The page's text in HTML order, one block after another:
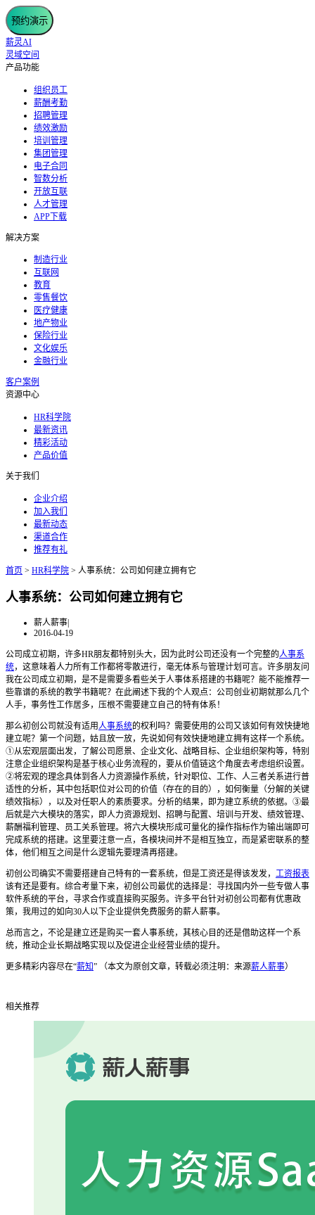
预约演示
薪灵AI
灵域空间
产品功能
组织员工
薪酬考勤
招聘管理
绩效激励
培训管理
集团管理
电子合同
智数分析
开放互联
人才管理
APP下载
解决方案
制造行业
互联网
教育
零售餐饮
医疗健康
地产物业
保险行业
文化娱乐
金融行业
客户案例
资源中心
HR科学院
最新资讯
精彩活动
产品价值
关于我们
企业介绍
加入我们
最新动态
渠道合作
推荐有礼
首页 > HR科学院 > 人事系统：公司如何建立拥有它
人事系统：公司如何建立拥有它
薪人薪事|
2016-04-19
公司成立初期，许多HR朋友都特别头大，因为此时公司还没有一个完整的人事系
统，这意味着人力所有工作都将零散进行，毫无体系与管理计划可言。许多朋友问
我在公司成立初期，是不是需要多看些关于人事体系搭建的书籍呢？能不能推荐一
些靠谱的系统的教学书籍呢？在此阐述下我的个人观点：公司创业初期就那么几个
人手，事务性工作居多，压根不需要建立自己的特有体系！
那么初创公司就没有适用人事系统的权利吗？需要使用的公司又该如何有效快捷地
建立呢？第一个问题，姑且放一放，先说如何有效快捷地建立拥有这样一个系统。
①从宏观层面出发，了解公司愿景、企业文化、战略目标、企业组织架构等，特别
注意企业组织架构是基于核心业务流程的，要从价值链这个角度去考虑组织设置。
②将宏观的理念具体到各人力资源操作系统，针对职位、工作、人三者关系进行普
适性的分析，其中包括职位对公司的价值（存在的目的），如何衡量（分解的关键
绩效指标），以及对任职人的素质要求。分析的结果，即为建立系统的依据。③最
后就是六大模块的落实，即人力资源规划、招聘与配置、培训与开发、绩效管理、
薪酬福利管理、员工关系管理。将六大模块形成可量化的操作指标作为输出端即可
完成系统的搭建。这里要注意一点，各模块间并不是相互独立，而是紧密联系的整
体，他们相互之间是什么逻辑先要理清再搭建。
初创公司确实不需要搭建自己特有的一套系统，但是工资还是得该发发， 工资报表
该有还是要有。综合考量下来，初创公司最优的选择是：寻找国内外一些专做人事
软件系统的平台，寻求合作或直接购买服务。许多平台针对初创公司都有优惠政
策，我用过的如向30人以下企业提供免费服务的薪人薪事。
总而言之，不论是建立还是购买一套人事系统，其核心目的还是借助这样一个系
统，推动企业长期战略实现以及促进企业经营业绩的提升。
更多精彩内容尽在“薪知” （本文为原创文章，转载必须注明：来源薪人薪事）
相关推荐